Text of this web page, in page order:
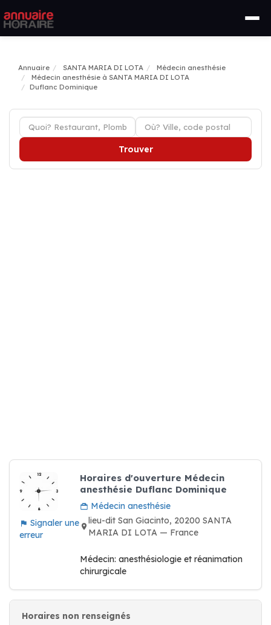
Annuaire SANTA MARIA DI LOTA
Médecin anesthésie
Médecin anesthésie à SANTA MARIA DI LOTA
Duflanc Dominique
Trouver
Signaler une
erreur
Horaires d'ouverture Médecin
anesthésie Duflanc Dominique
Médecin anesthésie
lieu-dit San Giacinto, 20200 SANTA
MARIA DI LOTA — France
Médecin: anesthésiologie et réanimation
chirurgicale
Horaires non renseignés